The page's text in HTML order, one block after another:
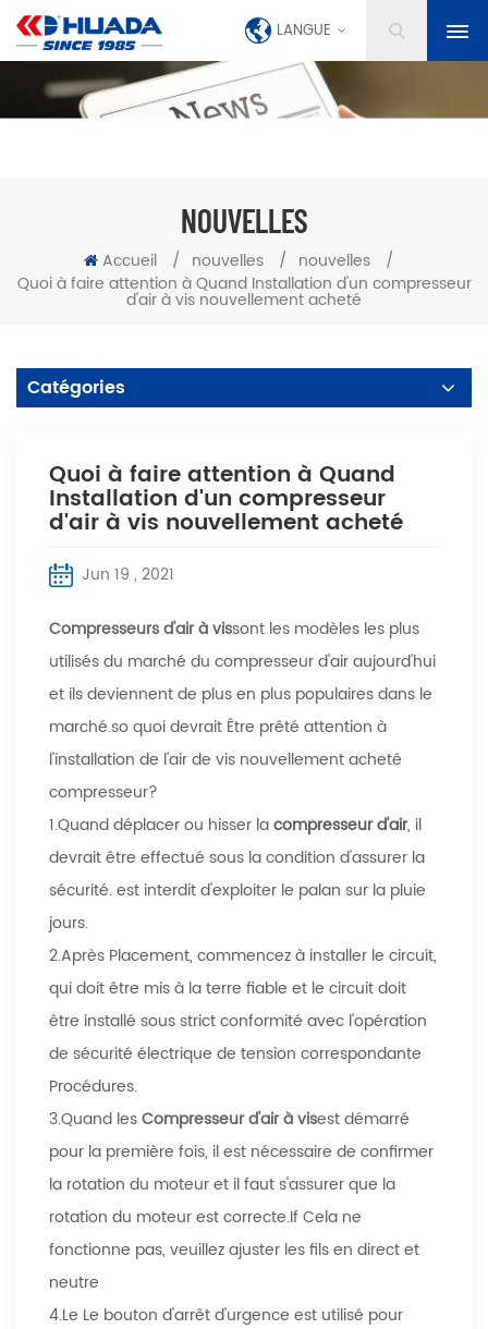
LANGUE
NOUVELLES
Accueil / nouvelles / nouvelles
/
Quoi à faire attention à Quand Installation d'un compresseur
d'air à vis nouvellement acheté
Catégories
Quoi à faire attention à Quand
Installation d'un compresseur
d'air à vis nouvellement acheté
Jun 19 , 2021
Compresseurs d'air à vissont les modèles les plus
utilisés du marché du compresseur d'air aujourd'hui
et ils deviennent de plus en plus populaires dans le
marché.so quoi devrait Être prêté attention à
l'installation de l'air de vis nouvellement acheté
compresseur?
1.Quand déplacer ou hisser lacompresseur d'air, il
devrait être effectué sous la condition d'assurer la
sécurité. est interdit d'exploiter le palan sur la pluie
jours.
2.Après Placement, commencez à installer le circuit,
qui doit être mis à la terre fiable et le circuit doit
être installé sous strict conformité avec l'opération
de sécurité électrique de tension correspondante
Procédures.
3.Quand lesCompresseur d'air à visest démarré
pour la première fois, il est nécessaire de confirmer
la rotation du moteur et il faut s'assurer que la
rotation du moteur est correcte.If Cela ne
fonctionne pas, veuillez ajuster les fils en direct et
neutre
4.Le Le bouton d'arrêt d'urgence est utilisé pour